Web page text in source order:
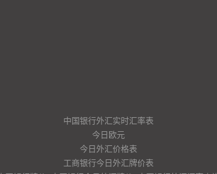
中国银行外汇实时汇率表
今日欧元
今日外汇价格表
工商银行今日外汇牌价表